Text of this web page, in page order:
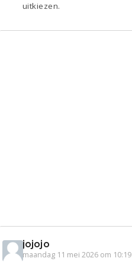
uitkiezen.
jojojo
maandag 11 mei 2026 om 10:19